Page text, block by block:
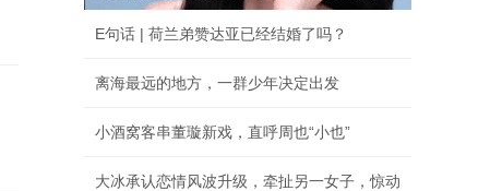
E句话 | 荷兰弟赞达亚已经结婚了吗？
离海最远的地方，一群少年决定出发
小酒窝客串董璇新戏，直呼周也“小也”
大冰承认恋情风波升级，牵扯另一女子，惊动